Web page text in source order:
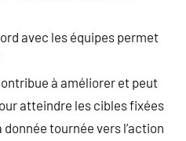
avec les équipes permet
à améliorer et peut
atteindre les cibles fixées
tournée vers l’action